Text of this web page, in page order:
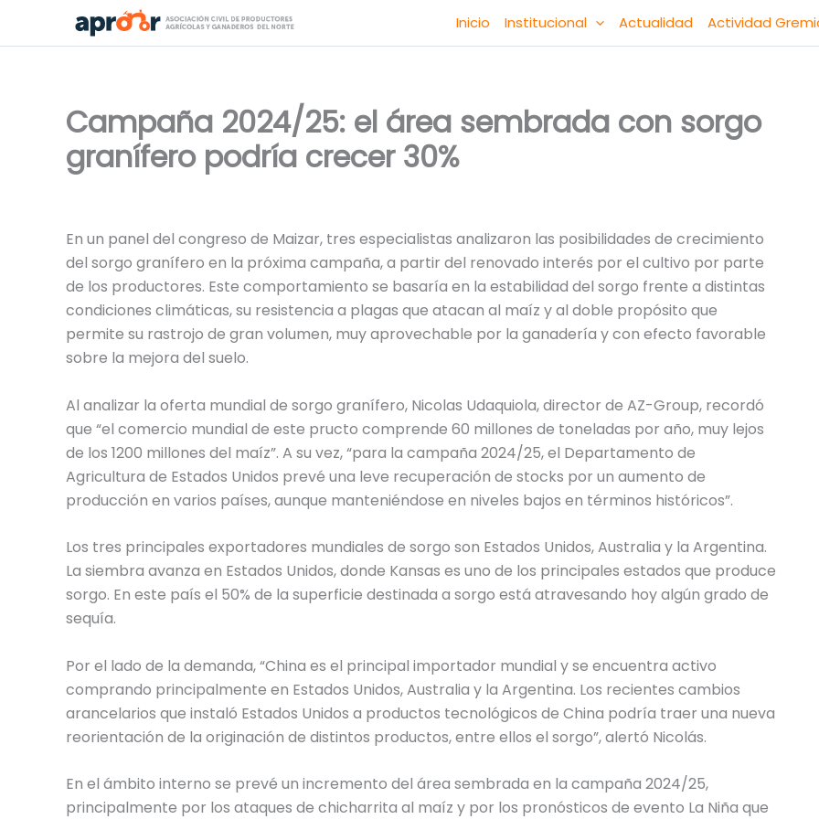
Inicio Institucional Actualidad Actividad
Campaña 2024/25: el área sembrada con sorgo
granífero podría crecer 30%
En un panel del congreso de Maizar, tres especialistas analizaron las posibilidades de crecimiento
del sorgo granífero en la próxima campaña, a partir del renovado interés por el cultivo por parte
de los productores. Este comportamiento se basaría en la estabilidad del sorgo frente a distintas
condiciones climáticas, su resistencia a plagas que atacan al maíz y al doble propósito que
permite su rastrojo de gran volumen, muy aprovechable por la ganadería y con efecto favorable
sobre la mejora del suelo.
Al analizar la oferta mundial de sorgo granífero, Nicolas Udaquiola, director de AZ-Group, recordó
que “el comercio mundial de este pructo comprende 60 millones de toneladas por año, muy lejos
de los 1200 millones del maíz”. A su vez, “para la campaña 2024/25, el Departamento de
Agricultura de Estados Unidos prevé una leve recuperación de stocks por un aumento de
producción en varios países, aunque manteniéndose en niveles bajos en términos históricos”.
Los tres principales exportadores mundiales de sorgo son Estados Unidos, Australia y la Argentina.
La siembra avanza en Estados Unidos, donde Kansas es uno de los principales estados que produce
sorgo. En este país el 50% de la superficie destinada a sorgo está atravesando hoy algún grado de
sequía.
Por el lado de la demanda, “China es el principal importador mundial y se encuentra activo
comprando principalmente en Estados Unidos, Australia y la Argentina. Los recientes cambios
arancelarios que instaló Estados Unidos a productos tecnológicos de China podría traer una nueva
reorientación de la originación de distintos productos, entre ellos el sorgo”, alertó Nicolás.
En el ámbito interno se prevé un incremento del área sembrada en la campaña 2024/25,
principalmente por los ataques de chicharrita al maíz y por los pronósticos de evento La Niña que